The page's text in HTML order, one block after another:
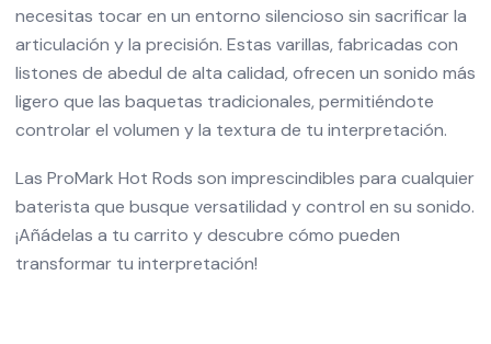
necesitas tocar en un entorno silencioso sin sacrificar la
articulación y la precisión. Estas varillas, fabricadas con
listones de abedul de alta calidad, ofrecen un sonido más
ligero que las baquetas tradicionales, permitiéndote
controlar el volumen y la textura de tu interpretación.
Las ProMark Hot Rods son imprescindibles para cualquier
baterista que busque versatilidad y control en su sonido.
¡Añádelas a tu carrito y descubre cómo pueden
transformar tu interpretación!